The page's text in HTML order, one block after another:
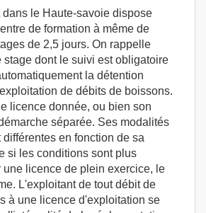
dans le Haute-savoie dispose
de formation à même de
de 2,5 jours. On rappelle
stage dont le suivi est obligatoire
la détention
de débits de boissons.
licence donnée, ou bien son
séparée. Ses modalités
en fonction de sa
si les conditions sont plus
une licence de plein exercice, le
L'exploitant de tout débit de
à une licence d'exploitation se